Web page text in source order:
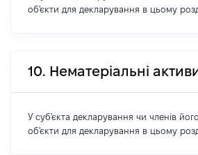
об'єкти для декларування в цьому
10. Нематеріальні
У суб'єкта декларування чи членів його
об'єкти для декларування в цьому